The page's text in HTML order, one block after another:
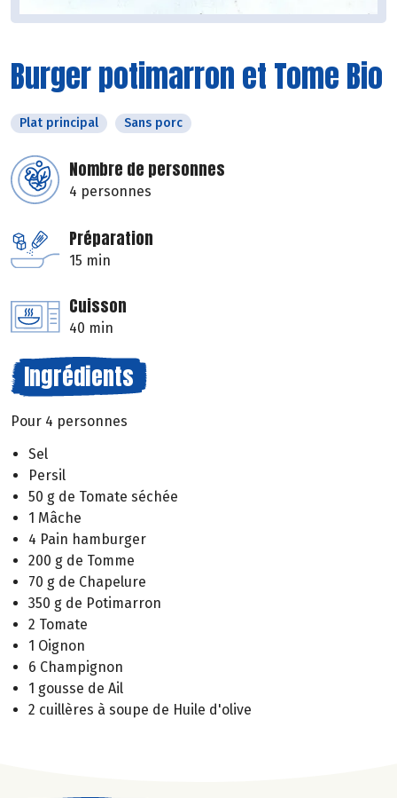
Burger potimarron et Tome Bio
Plat principal Sans porc
Nombre de personnes
4 personnes
Préparation
15 min
Cuisson
40 min
Ingrédients
Pour 4 personnes
Sel
Persil
50 g de Tomate séchée
1 Mâche
4 Pain hamburger
200 g de Tomme
70 g de Chapelure
350 g de Potimarron
2 Tomate
1 Oignon
6 Champignon
1 gousse de Ail
2 cuillères à soupe de Huile d'olive